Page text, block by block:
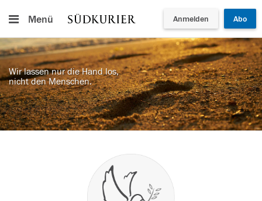
Menü Anmelden Abo
Wir lassen nur die Hand los,
nicht den Menschen.